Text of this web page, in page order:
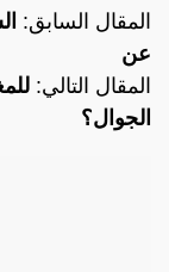
المقال السابق:
عن
المقال التالي:
الجوال؟